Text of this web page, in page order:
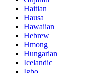
Haitian
Hausa
Hawaiian
Hebrew
Hmong
Hungarian
Icelandic